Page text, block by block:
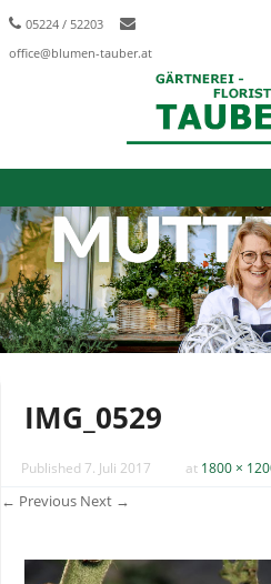
05224 / 52203
office@blumen-tauber.at
Skip to content
IMG_0529
Published 7. Juli 2017 at 1800 ×
← Previous Next →